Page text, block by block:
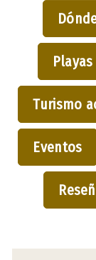
Playas
Turismo
Eventos